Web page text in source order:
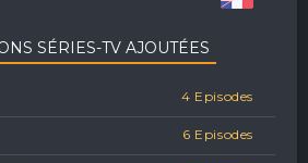
SÉRIES-TV AJOUTÉES
4 Episodes
6 Episodes